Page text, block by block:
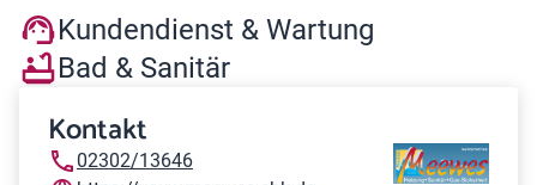
Kundendienst & Wartung
Bad & Sanitär
Kontakt
02302/13646